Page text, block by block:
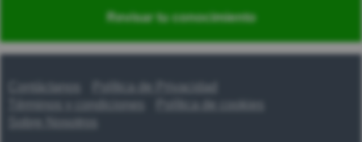
Revisar tu conocimiento
Українська हिन्दी 한국어 汉语